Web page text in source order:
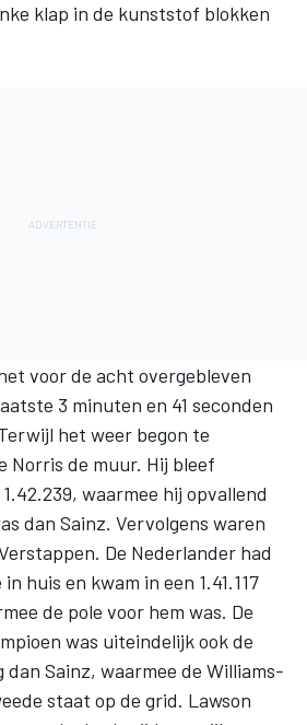
klap in de kunststof blokken
voor de acht overgebleven
3 minuten en 41 seconden
het weer begon te
Norris de muur. Hij bleef
waarmee hij opvallend
dan Sainz. Vervolgens waren
De Nederlander had
huis en kwam in een 1.41.117
de pole voor hem was. De
was uiteindelijk ook de
dan Sainz, waarmee de Williams-
staat op de grid. Lawson